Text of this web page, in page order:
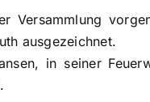
Versammlung
ausgezeichnet.
in seiner